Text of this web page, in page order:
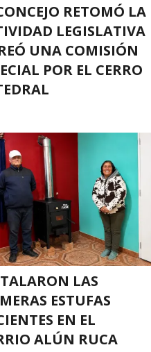
RETOMÓ LA
LEGISLATIVA
UNA COMISIÓN
POR EL CERRO
LAS
ESTUFAS
EN EL
ALÚN RUCA